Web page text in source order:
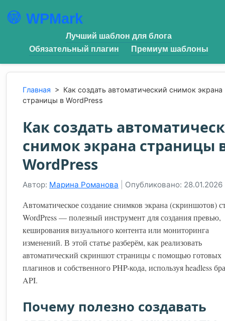
WPMark
Лучший шаблон для блога
Обязательный плагин
Премиум шаблоны
Главная > Как создать автоматический снимок экрана
страницы в WordPress
Как создать
снимок экрана страницы
WordPress
Автор: Марина Романова Опубликовано: 28.01.2026
Автоматическое создание снимков экрана (скриншотов)
WordPress — полезный инструмент для создания превью,
кеширования визуального контента или мониторинга
изменений. В этой статье разберём, как реализовать
автоматический скриншот страницы с помощью готовых
плагинов и собственного PHP-кода, используя headless
API.
Почему полезно создавать